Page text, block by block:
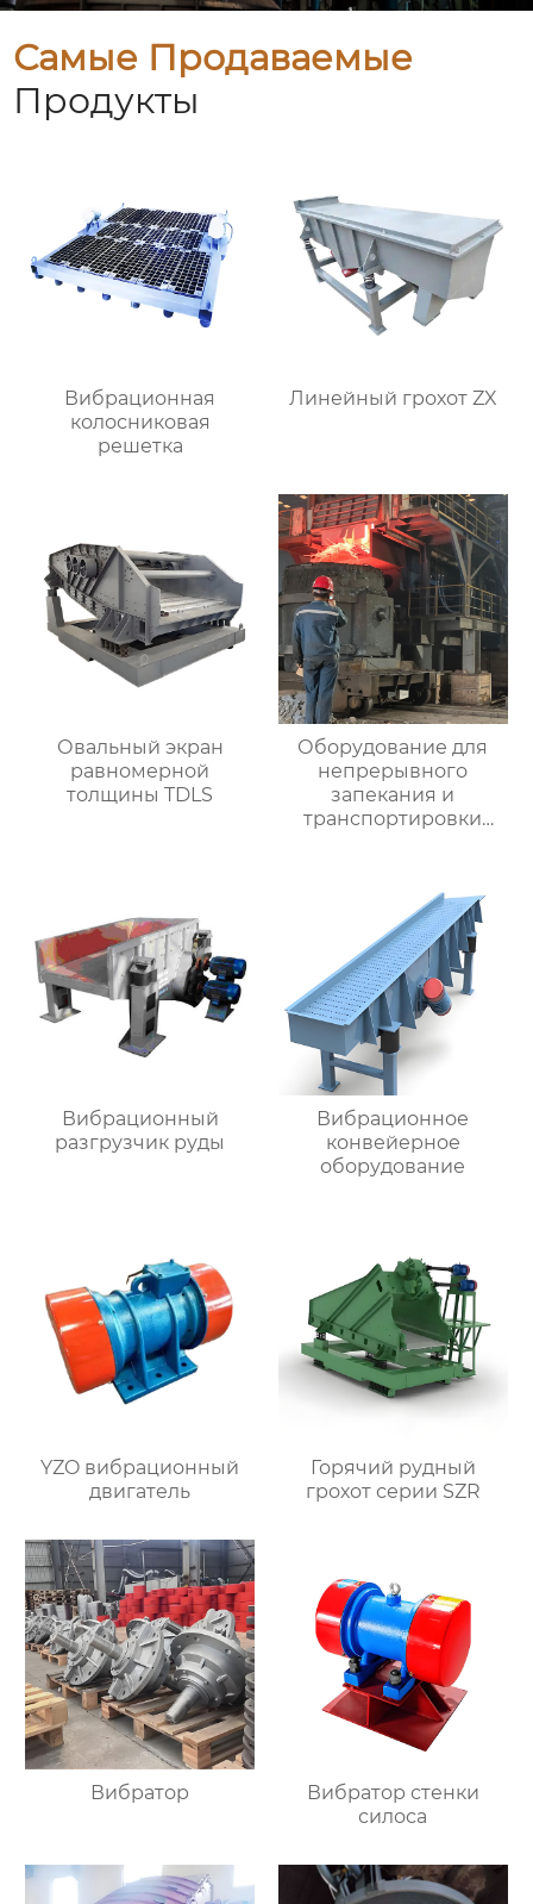
Самые Продаваемые
Продукты
Вибрационная
колосниковая
решетка
Линейный грохот ZX
Овальный экран
равномерной
толщины TDLS
Оборудование для
непрерывного
запекания и
транспортировки
рафинировочной
печью
Вибрационный
разгрузчик руды
Вибрационное
конвейерное
оборудование
YZO вибрационный
двигатель
Горячий рудный
грохот серии SZR
Вибратор
Вибратор стенки
силоса